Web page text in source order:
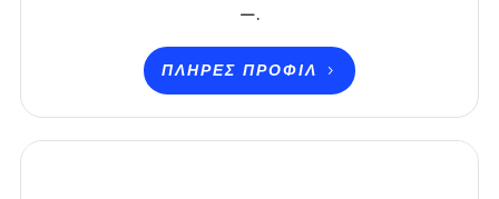
—.
ΠΛΉΡΕΣ ΠΡΟΦΊΛ